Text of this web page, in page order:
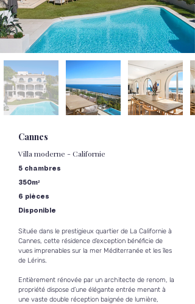
Cannes
Villa moderne - Californie
5 chambres
350m²
6 pièces
Disponible
Située dans le prestigieux quartier de La Californie à
Cannes, cette résidence d’exception bénéficie de
vues imprenables sur la mer Méditerranée et les îles
de Lérins.
Entièrement rénovée par un architecte de renom, la
propriété dispose d’une élégante entrée menant à
une vaste double réception baignée de lumière,